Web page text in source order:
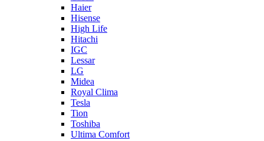
Haier
Hisense
High Life
Hitachi
IGC
Lessar
LG
Midea
Royal Clima
Tesla
Tion
Toshiba
Ultima Comfort